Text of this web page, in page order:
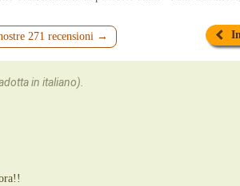
271 recensioni →
in italiano).